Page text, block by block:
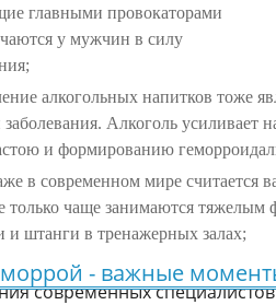
главными провокаторами
у мужчин в силу
алкогольных напитков тоже
Алкоголь усиливает
и формированию
в современном мире считается
чаще занимаются тяжелым
и штанги в тренажерных залах;
- важные
современных